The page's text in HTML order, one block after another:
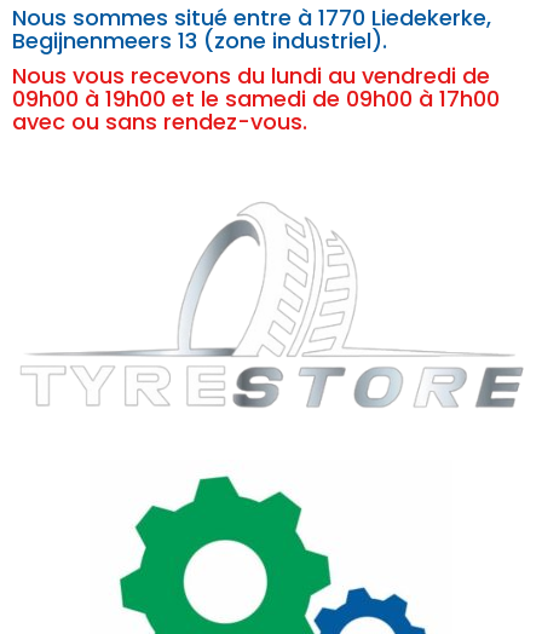
Nous sommes situé entre à 1770 Liedekerke,
Begijnenmeers 13 (zone industriel).
Nous vous recevons du lundi au vendredi de
09h00 à 19h00 et le samedi de 09h00 à 17h00
avec ou sans rendez-vous.